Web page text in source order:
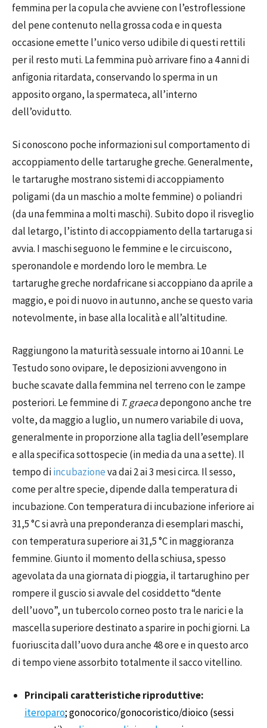
femmina per la copula che avviene con l’estroflessione
del pene contenuto nella grossa coda e in questa
occasione emette l’unico verso udibile di questi rettili
per il resto muti. La femmina può arrivare fino a 4 anni di
anfigonia ritardata, conservando lo sperma in un
apposito organo, la spermateca, all’interno
dell’ovidutto.
Si conoscono poche informazioni sul comportamento di
accoppiamento delle tartarughe greche. Generalmente,
le tartarughe mostrano sistemi di accoppiamento
poligami (da un maschio a molte femmine) o poliandri
(da una femmina a molti maschi). Subito dopo il risveglio
dal letargo, l’istinto di accoppiamento della tartaruga si
avvia. I maschi seguono le femmine e le circuiscono,
speronandole e mordendo loro le membra. Le
tartarughe greche nordafricane si accoppiano da aprile a
maggio, e poi di nuovo in autunno, anche se questo varia
notevolmente, in base alla località e all’altitudine.
Raggiungono la maturità sessuale intorno ai 10 anni. Le
Testudo sono ovipare, le deposizioni avvengono in
buche scavate dalla femmina nel terreno con le zampe
posteriori. Le femmine di T. graecadepongono anche tre
volte, da maggio a luglio, un numero variabile di uova,
generalmente in proporzione alla taglia dell’esemplare
e alla specifica sottospecie (in media da una a sette). Il
tempo diincubazioneva dai 2 ai 3 mesi circa. Il sesso,
come per altre specie, dipende dalla temperatura di
incubazione. Con temperatura di incubazione inferiore ai
31,5 °C si avrà una preponderanza di esemplari maschi,
con temperatura superiore ai 31,5 °C in maggioranza
femmine. Giunto il momento della schiusa, spesso
agevolata da una giornata di pioggia, il tartarughino per
rompere il guscio si avvale del cosiddetto “dente
dell’uovo”, un tubercolo corneo posto tra le narici e la
mascella superiore destinato a sparire in pochi giorni. La
fuoriuscita dall’uovo dura anche 48 ore e in questo arco
di tempo viene assorbito totalmente il sacco vitellino.
Principali caratteristiche riproduttive:
iteroparo; gonocorico/gonocoristico/dioico (sessi